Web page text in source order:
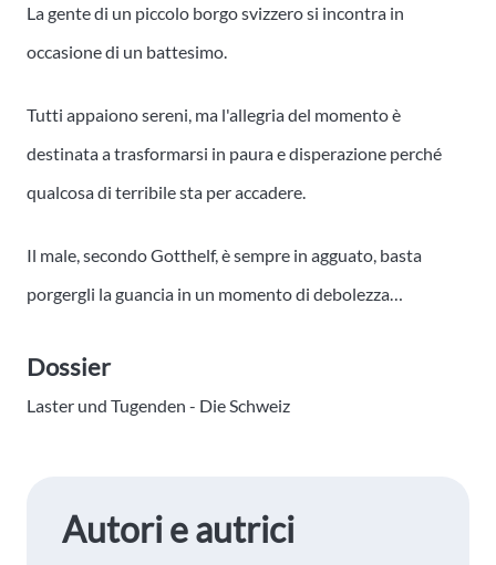
La gente di un piccolo borgo svizzero si incontra in
occasione di un battesimo.
Tutti appaiono sereni, ma l'allegria del momento è
destinata a trasformarsi in paura e disperazione perché
qualcosa di terribile sta per accadere.
Il male, secondo Gotthelf, è sempre in agguato, basta
porgergli la guancia in un momento di debolezza…
Dossier
Laster und Tugenden - Die Schweiz
Autori e autrici